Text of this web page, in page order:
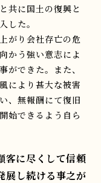
共に国土の復興と
した。
がり会社存亡の危
かう強い意志によ
ができた。また、
により甚大な被害
、無報酬にて復旧
始できるよう自ら
客に尽くして信頼
展し続ける事之が